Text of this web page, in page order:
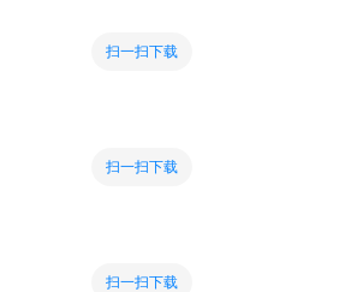
扫一扫下载
扫一扫下载
扫一扫下载